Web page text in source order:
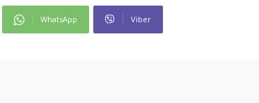
WhatsApp Viber